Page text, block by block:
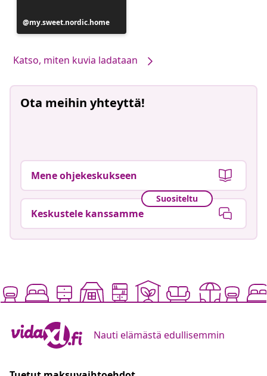
Julkaissut
my.sweet.nordic.home
Katso, miten kuvia ladataan
Ota meihin yhteyttä!
Mene ohjekeskukseen
Suositeltu
Keskustele kanssamme
Nauti elämästä edullisemmin